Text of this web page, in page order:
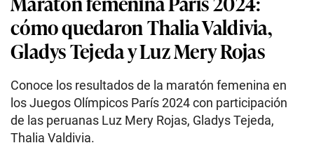
cómo quedaron Thalia Valdivia,
Gladys Tejeda y Luz Mery Rojas
Conoce los resultados de la maratón femenina en
los Juegos Olímpicos París 2024 con participación
de las peruanas Luz Mery Rojas, Gladys Tejeda,
Thalia Valdivia.